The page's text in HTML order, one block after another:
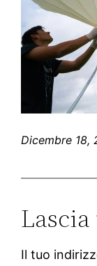
Dicembre 18,
Il tuo